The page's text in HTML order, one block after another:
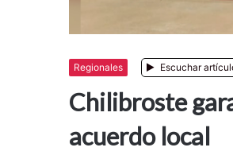
Regionales Escuchar
Chilibroste
acuerdo local